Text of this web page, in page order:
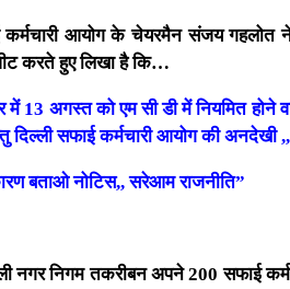
कर्मचारी आयोग के चेयरमैन संजय गहलोत
करते हुए लिखा है कि…
13 अगस्त को एम सी डी में नियमित होने
दिल्ली सफाई कर्मचारी आयोग की अनदेखी ,,
बताओ नोटिस,, सरेआम राजनीति”
नगर निगम तकरीबन अपने 200 सफाई